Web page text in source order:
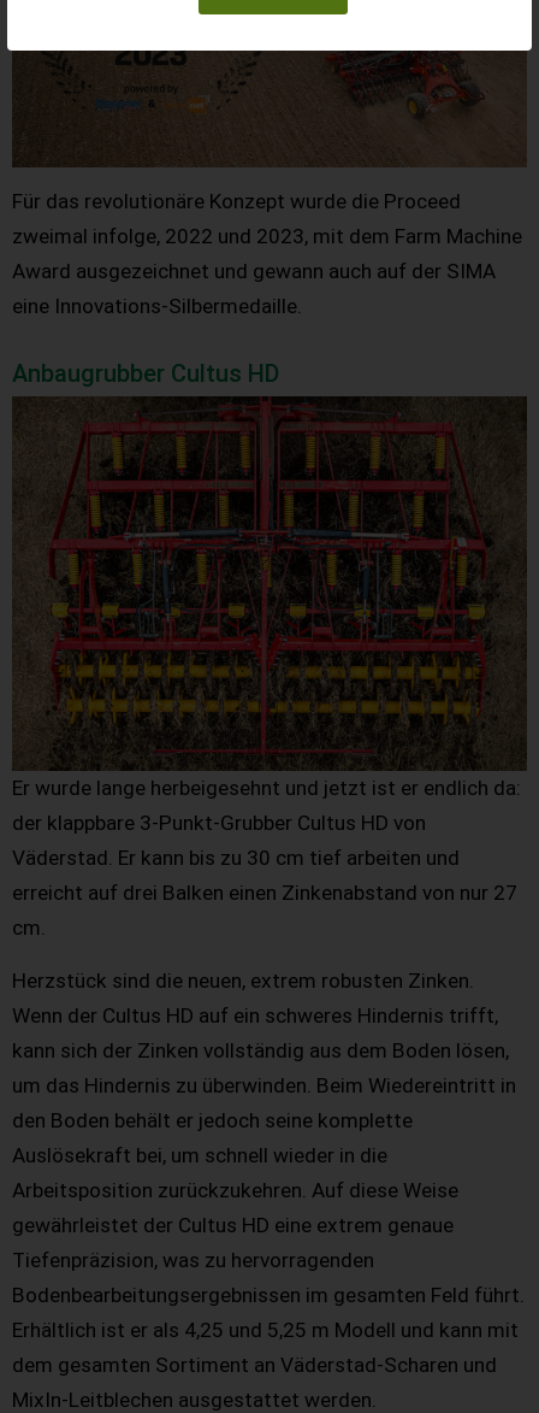
Für das revolutionäre Konzept wurde die Proceed
zweimal infolge, 2022 und 2023, mit dem Farm Machine
Award ausgezeichnet und gewann auch auf der SIMA
eine Innovations-Silbermedaille.
Anbaugrubber Cultus HD
Er wurde lange herbeigesehnt und jetzt ist er endlich da:
der klappbare 3-Punkt-Grubber Cultus HD von
Väderstad. Er kann bis zu 30 cm tief arbeiten und
erreicht auf drei Balken einen Zinkenabstand von nur 27
cm.
Herzstück sind die neuen, extrem robusten Zinken.
Wenn der Cultus HD auf ein schweres Hindernis trifft,
kann sich der Zinken vollständig aus dem Boden lösen,
um das Hindernis zu überwinden. Beim Wiedereintritt in
den Boden behält er jedoch seine komplette
Auslösekraft bei, um schnell wieder in die
Arbeitsposition zurückzukehren. Auf diese Weise
gewährleistet der Cultus HD eine extrem genaue
Tiefenpräzision, was zu hervorragenden
Bodenbearbeitungsergebnissen im gesamten Feld führt.
Erhältlich ist er als 4,25 und 5,25 m Modell und kann mit
dem gesamten Sortiment an Väderstad-Scharen und
MixIn-Leitblechen ausgestattet werden.